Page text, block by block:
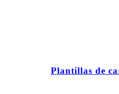
Plantillas de